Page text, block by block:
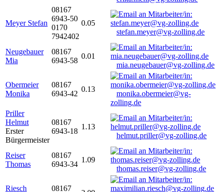
Meyer Stefan
08167
6943-50
0170
7942402
0.05
stefan.meyer@vg-zolling.de
Neugebauer
Mia
08167
6943-58
0.01
mia.neugebauer@vg-zolling.de
Obermeier
Monika
08167
6943-42
0.13
monika.obermeier@vg-
zolling.de
Priller
Helmut
Erster
Bürgermeister
08167
6943-18
1.13
helmut.priller@vg-zolling.de
Reiser
Thomas
08167
6943-34
1.09
thomas.reiser@vg-zolling.de
Riesch
08167